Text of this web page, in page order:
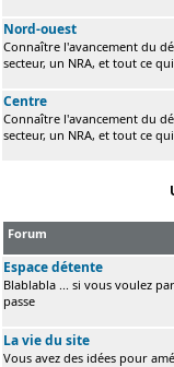
Nord-ouest
Connaître l'avancement du
secteur, un NRA, et tout ce
Centre
Connaître l'avancement du
secteur, un NRA, et tout ce
Forum
Espace détente
Blablabla ... si vous voulez
passe
La vie du site
Vous avez des idées pour